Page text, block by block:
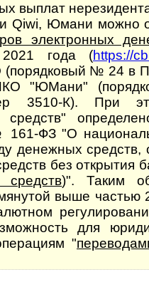
выплат
Qiwi, Юмани можно
электронных
2021 года (https://
№ 24 в
"ЮМани"
3510-К). При
средств"
161-ФЗ "О
денежных
без открытия
средств)". Таким
выше частью
для
"